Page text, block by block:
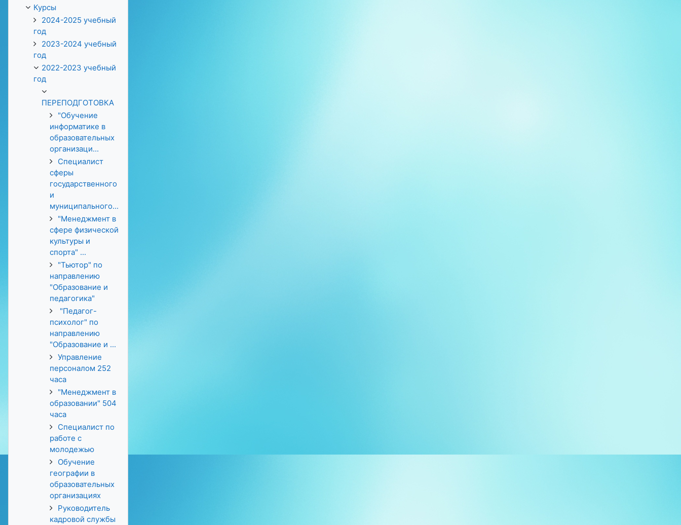
Курсы
2024-2025 учебный
год
2023-2024 учебный
год
2022-2023 учебный
год
ПЕРЕПОДГОТОВКА
"Обучение
информатике в
образовательных
организаци...
Специалист
сферы
государственного
и
муниципального...
"Менеджмент в
сфере физической
культуры и
спорта" ...
"Тьютор" по
направлению
"Образование и
педагогика"
"Педагог-
психолог" по
направлению
"Образование и ...
Управление
персоналом 252
часа
"Менеджмент в
образовании" 504
часа
Специалист по
работе с
молодежью
Обучение
географии в
образовательных
организациях
Руководитель
кадровой службы